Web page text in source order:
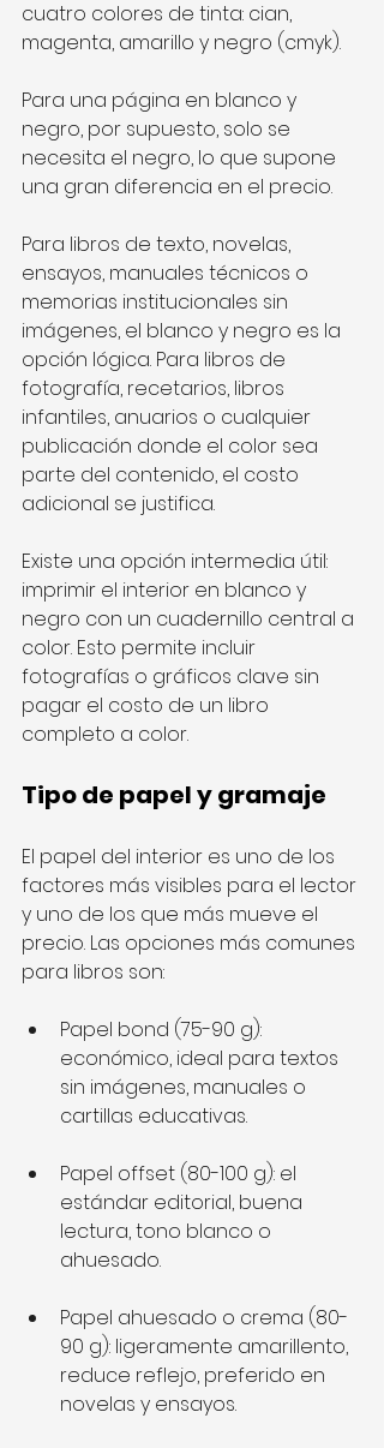
cuatro colores de tinta: cian,
magenta, amarillo y negro (cmyk).
Para una página en blanco y
negro, por supuesto, solo se
necesita el negro, lo que supone
una gran diferencia en el precio.
Para libros de texto, novelas,
ensayos, manuales técnicos o
memorias institucionales sin
imágenes, el blanco y negro es la
opción lógica. Para libros de
fotografía, recetarios, libros
infantiles, anuarios o cualquier
publicación donde el color sea
parte del contenido, el costo
adicional se justifica.
Existe una opción intermedia útil:
imprimir el interior en blanco y
negro con un cuadernillo central a
color. Esto permite incluir
fotografías o gráficos clave sin
pagar el costo de un libro
completo a color.
Tipo de papel y gramaje
El papel del interior es uno de los
factores más visibles para el lector
y uno de los que más mueve el
precio. Las opciones más comunes
para libros son:
Papel bond (75-90 g):
económico, ideal para textos
sin imágenes, manuales o
cartillas educativas.
Papel offset (80-100 g): el
estándar editorial, buena
lectura, tono blanco o
ahuesado.
Papel ahuesado o crema (80-
90 g): ligeramente amarillento,
reduce reflejo, preferido en
novelas y ensayos.